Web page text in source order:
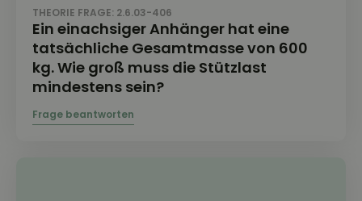
THEORIE FRAGE: 2.6.03-406
Ein einachsiger Anhänger hat eine
tatsächliche Gesamtmasse von 600
kg. Wie groß muss die Stützlast
mindestens sein?